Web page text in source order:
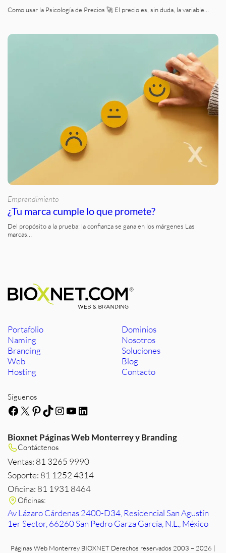
Como usar la Psicología de Precios 🚀 El precio es, sin duda, la variable…
Emprendimiento
¿Tu marca cumple lo que promete?
Del propósito a la prueba: la confianza se gana en los márgenes Las
marcas…
Portafolio
Naming
Branding
Web
Hosting
Dominios
Nosotros
Soluciones
Blog
Contacto
Síguenos
Facebook
X Pinterest
TikTok
Instagram
YouTube
LinkedIn
Bioxnet Páginas Web Monterrey y Branding
Contáctenos
Ventas: 81 3265 9990
Soporte: 81 1252 4314
Oficina: 81 1931 8464
Oficinas:
Av Lázaro Cárdenas 2400-D34, Residencial San Agustín
1er Sector, 66260 San Pedro Garza García, N.L., México
Páginas Web Monterrey BIOXNET Derechos reservados 2003 – 2026 |